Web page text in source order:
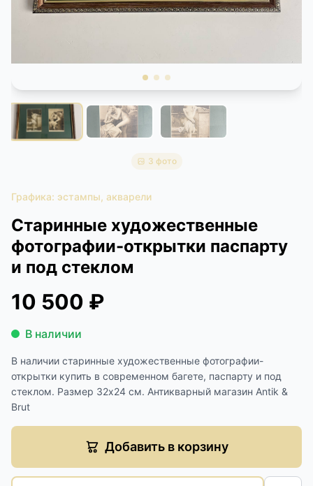
КОНТАКТЫ
3 фото
Графика: эстампы, акварели
Старинные художественные
фотографии-открытки паспарту
и под стеклом
10 500 ₽
В наличии
В наличии старинные художественные фотографии-
открытки купить в современном багете, паспарту и под
стеклом. Размер 32х24 см. Антикварный магазин Antik &
Brut
Добавить в корзину